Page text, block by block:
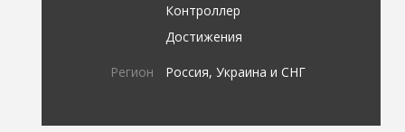
Контроллер
Достижения
Регион Россия, Украина и СНГ